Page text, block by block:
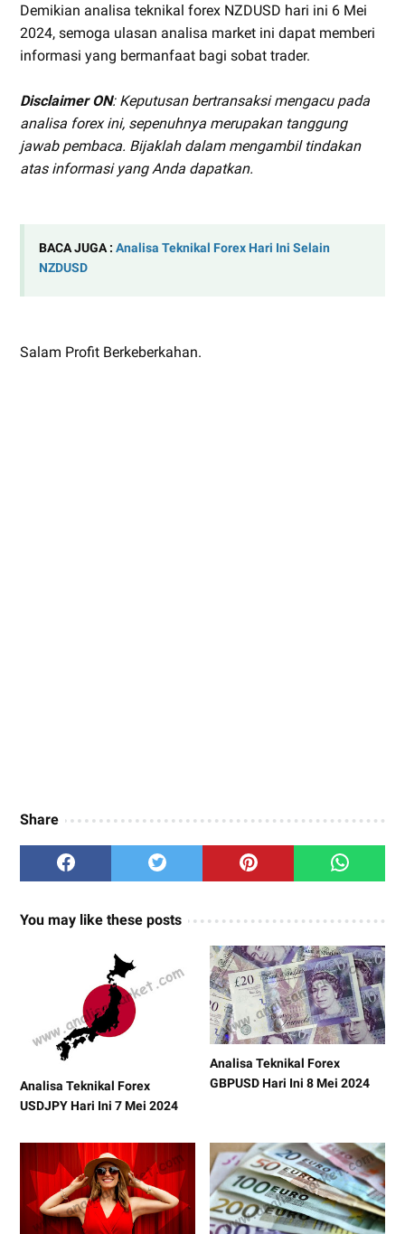
Demikian analisa teknikal forex NZDUSD hari ini 6 Mei
2024, semoga ulasan analisa market ini dapat memberi
informasi yang bermanfaat bagi sobat trader.
Disclaimer ON: Keputusan bertransaksi mengacu pada
analisa forex ini, sepenuhnya merupakan tanggung
jawab pembaca. Bijaklah dalam mengambil tindakan
atas informasi yang Anda dapatkan.
BACA JUGA : Analisa Teknikal Forex Hari Ini Selain
NZDUSD
Salam Profit Berkeberkahan.
Share
You may like these posts
Analisa Teknikal Forex
USDJPY Hari Ini 7 Mei 2024
Analisa Teknikal Forex
GBPUSD Hari Ini 8 Mei 2024